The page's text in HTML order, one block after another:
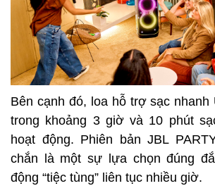
Bên cạnh đó, loa hỗ trợ sạc nhanh
trong khoảng 3 giờ và 10 phút
hoạt động. Phiên bản JBL
chắn là một sự lựa chọn đúng
động “tiệc tùng” liên tục nhiều giờ.